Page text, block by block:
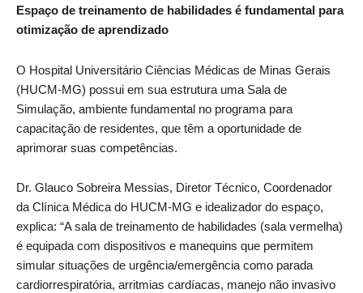
Espaço de treinamento de habilidades é fundamental para
otimização de aprendizado
O Hospital Universitário Ciências Médicas de Minas Gerais
(HUCM-MG) possui em sua estrutura uma Sala de
Simulação, ambiente fundamental no programa para
capacitação de residentes, que têm a oportunidade de
aprimorar suas competências.
Dr. Glauco Sobreira Messias, Diretor Técnico, Coordenador
da Clínica Médica do HUCM-MG e idealizador do espaço,
explica: “A sala de treinamento de habilidades (sala vermelha)
é equipada com dispositivos e manequins que permitem
simular situações de urgência/emergência como parada
cardiorrespiratória, arritmias cardíacas, manejo não invasivo